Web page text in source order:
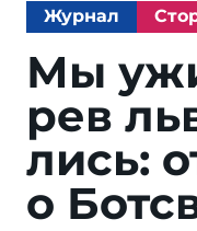
Журнал
Мы
рев
лись:
о